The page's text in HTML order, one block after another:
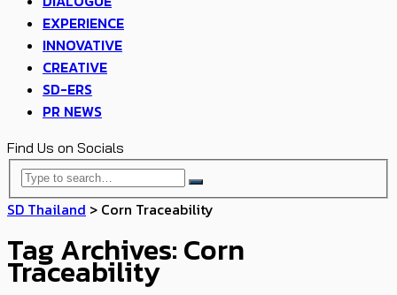
EXPERIENCE
INNOVATIVE
CREATIVE
SD-ERS
PR NEWS
Find Us on Socials
SD Thailand > Corn Traceability
Tag Archives: Corn
Traceability